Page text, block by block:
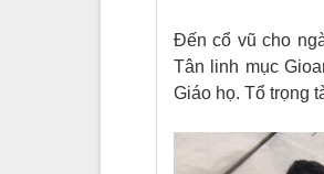
Đến cổ vũ cho
Tân linh mục
Giáo họ. Tổ trọng